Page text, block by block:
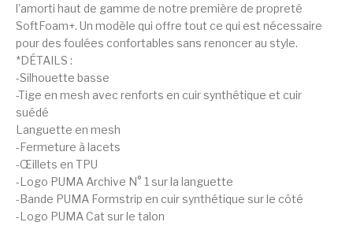
l’amorti haut de gamme de notre première de propreté
SoftFoam+. Un modèle qui offre tout ce qui est nécessaire
pour des foulées confortables sans renoncer au style.
*DÉTAILS :
-Silhouette basse
-Tige en mesh avec renforts en cuir synthétique et cuir
suédé
Languette en mesh
-Fermeture à lacets
-Œillets en TPU
-Logo PUMA Archive N° 1 sur la languette
-Bande PUMA Formstrip en cuir synthétique sur le côté
-Logo PUMA Cat sur le talon